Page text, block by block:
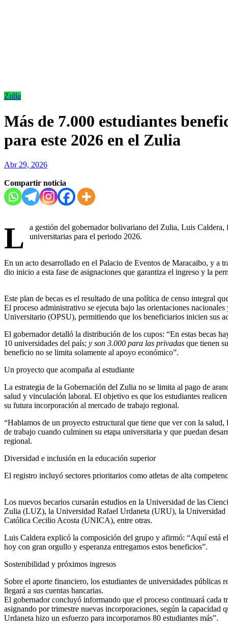
Zulia
Más de 7.000 estudiantes
para este 2026 en el Zulia
Abr 29, 2026
Compartir noticia
L
a gestión del gobernador bolivariano del Zulia, Luis Caldera,
universitarias para el periodo 2026.
En un acto desarrollado en el Palacio de Eventos de Maracaibo, y a
dio inicio a esta fase de asignaciones que garantiza el ingreso y la
Este plan de becas es el resultado de una política de censo integral
El proceso administrativo se ejecuta bajo las orientaciones
Universitario (OPSU), permitiendo que los beneficiarios inicien sus
El gobernador detalló la distribución de los cupos: “En estas becas
10 universidades del país; y son 3.000 para las privadas que tienen
beneficio no se limita solamente al apoyo económico”.
Un proyecto que acompaña al estudiante
La estrategia de la Gobernación del Zulia no se limita al pago de
salud y vinculación laboral. El objetivo es que los estudiantes
su futura incorporación al mercado de trabajo regional.
“Hablamos de un proyecto estructural que tiene que ver con la
de trabajo cuando culminen su etapa universitaria y que puedan
regional.
Diversidad e inclusión en la educación superior
El registro incluyó sectores prioritarios como atletas de alta
Los nuevos becarios cursarán estudios en la Universidad de las
Zulia (LUZ), la Universidad Rafael Urdaneta (URU), la
Católica Cecilio Acosta (UNICA), entre otras.
Luis Caldera explicó la composición del grupo y afirmó: “Aquí está
hoy con gran orgullo y esperanza entregamos estos beneficios”.
Sostenibilidad y próximos ingresos
Sobre el aporte financiero, los estudiantes de universidades
llegará a sus cuentas bancarias.
El gobernador concluyó informando que el proceso continuará cada
asignando por trimestre nuevas incorporaciones, según la
Urdaneta hizo un esfuerzo para incorporarnos 80 estudiantes más”.